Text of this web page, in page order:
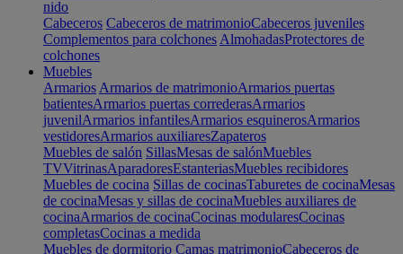
nido
Cabeceros Cabeceros de matrimonioCabeceros juveniles
Complementos para colchones AlmohadasProtectores de
colchones
Muebles
Armarios Armarios de matrimonioArmarios puertas
batientesArmarios puertas correderasArmarios
juvenilArmarios infantilesArmarios esquinerosArmarios
vestidoresArmarios auxiliaresZapateros
Muebles de salón SillasMesas de salónMuebles
TVVitrinasAparadoresEstanteriasMuebles recibidores
Muebles de cocina Sillas de cocinasTaburetes de cocinaMesas
de cocinaMesas y sillas de cocinaMuebles auxiliares de
cocinaArmarios de cocinaCocinas modularesCocinas
completasCocinas a medida
Muebles de dormitorio Camas matrimonioCabeceros de